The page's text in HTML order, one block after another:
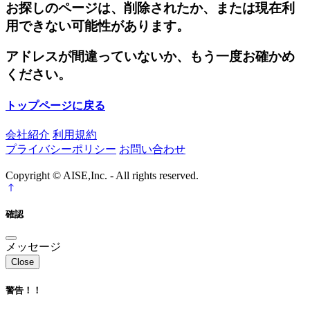
お探しのページは、削除されたか、または現在利
用できない可能性があります。
アドレスが間違っていないか、もう一度お確かめ
ください。
トップページに戻る
会社紹介 利用規約
プライバシーポリシー お問い合わせ
Copyright © AISE,Inc. - All rights reserved.
確認
メッセージ
Close
警告！！